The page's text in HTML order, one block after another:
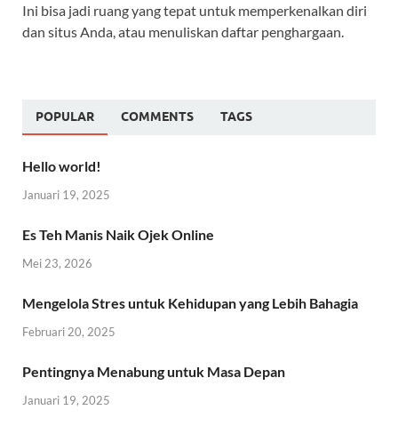
Ini bisa jadi ruang yang tepat untuk memperkenalkan diri
dan situs Anda, atau menuliskan daftar penghargaan.
POPULAR COMMENTS TAGS
Hello world!
Januari 19, 2025
Es Teh Manis Naik Ojek Online
Mei 23, 2026
Mengelola Stres untuk Kehidupan yang Lebih Bahagia
Februari 20, 2025
Pentingnya Menabung untuk Masa Depan
Januari 19, 2025